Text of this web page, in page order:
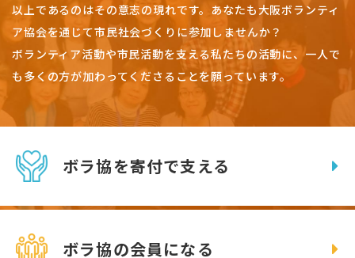
以上であるのはその意志の現れです。 あなたも大阪ボランティ
ア協会を通じて市民社会づくりに参加しませんか？
ボランティア活動や市民活動を支える私たちの活動に、一人で
も多くの方が加わってくださることを願っています。
ボラ協を寄付で支える
ボラ協の会員になる